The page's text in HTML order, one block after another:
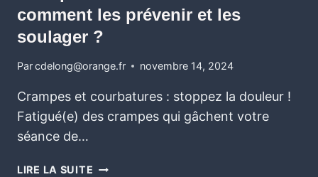
comment les prévenir et les
soulager ?
Parcdelong@orange.fr novembre 14, 2024
Crampes et courbatures : stoppez la douleur ! ️‍
Fatigué(e) des crampes qui gâchent votre
séance de…
LIRE LA SUITE